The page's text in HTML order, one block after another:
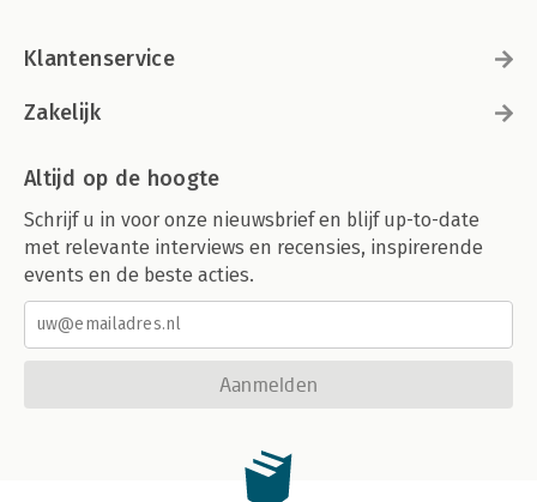
Klantenservice
Zakelijk
Altijd op de hoogte
Schrijf u in voor onze nieuwsbrief en blijf up-to-date
met relevante interviews en recensies, inspirerende
events en de beste acties.
Aanmelden